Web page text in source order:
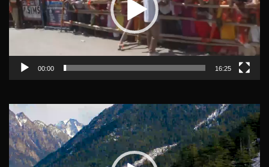
00:00 16:25
Video
Player